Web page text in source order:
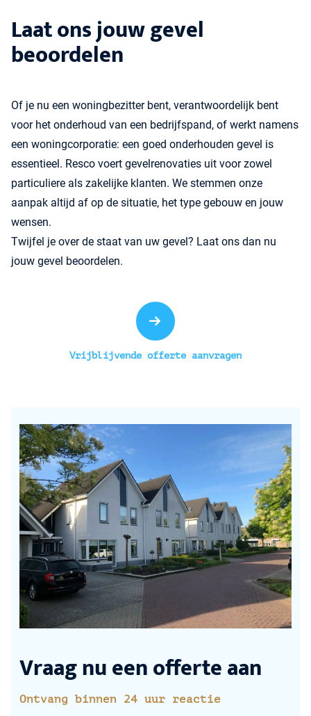
Laat ons jouw gevel
beoordelen
Of je nu een woningbezitter bent, verantwoordelijk bent
voor het onderhoud van een bedrijfspand, of werkt namens
een woningcorporatie: een goed onderhouden gevel is
essentieel. Resco voert gevelrenovaties uit voor zowel
particuliere als zakelijke klanten. We stemmen onze
aanpak altijd af op de situatie, het type gebouw en jouw
wensen.
Twijfel je over de staat van uw gevel? Laat ons dan nu
jouw gevel beoordelen.
Vrijblijvende offerte aanvragen
Vraag nu een offerte aan
Ontvang binnen 24 uur reactie